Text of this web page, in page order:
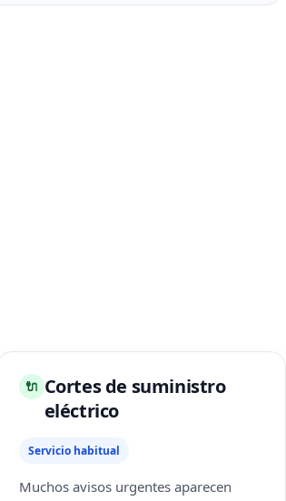
🔌 Cortes de suministro
eléctrico
Servicio habitual
Muchos avisos urgentes aparecen